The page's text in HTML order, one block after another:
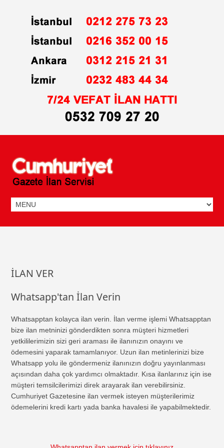
İLAN VER
Whatsapp'tan İlan Verin
Whatsapptan kolayca ilan verin. İlan verme işlemi Whatsapptan
bize ilan metninizi gönderdikten sonra müşteri hizmetleri
yetkililerimizin sizi geri araması ile ilanınızın onayını ve
ödemesini yaparak tamamlanıyor. Uzun ilan metinlerinizi bize
Whatsapp yolu ile göndermeniz ilanınızın doğru yayınlanması
açısından daha çok yardımcı olmaktadır. Kısa ilanlarınız için ise
müşteri temsilcilerimizi direk arayarak ilan verebilirsiniz.
Cumhuriyet Gazetesine ilan vermek isteyen müşterilerimiz
ödemelerini kredi kartı yada banka havalesi ile yapabilmektedir.